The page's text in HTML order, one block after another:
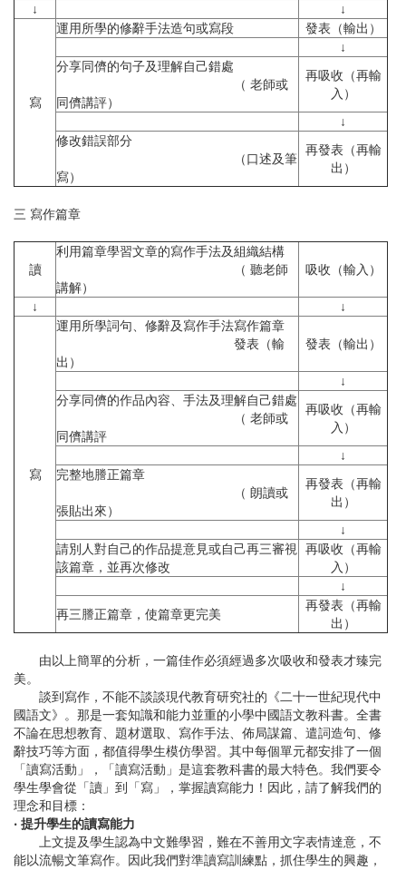
↓ ↓
寫
運用所學的修辭手法造句或寫段
發表（輸出）
↓
分享同儕的句子及理解自己錯處
（ 老師或
同儕講評）
再吸收（再輸
入）
↓
修改錯誤部分
（口述及筆
寫）
再發表（再輸
出）
三 寫作篇章
讀
利用篇章學習文章的寫作手法及組織結構
（ 聽老師
講解）
吸收（輸入）
↓ ↓
寫
運用所學詞句、修辭及寫作手法寫作篇章
發表（輸
出）
發表（輸出）
↓
分享同儕的作品內容、手法及理解自己錯處
（ 老師或
同儕講評
再吸收（再輸
入）
↓
完整地謄正篇章
（ 朗讀或
張貼出來）
再發表（再輸
出）
↓
請別人對自己的作品提意見或自己再三審視
該篇章，並再次修改
再吸收（再輸
入）
↓
再三謄正篇章，使篇章更完美
再發表（再輸
出）
由以上簡單的分析，一篇佳作必須經過多次吸收和發表才臻完
美。
談到寫作，不能不談談現代教育研究社的《二十一世紀現代中
國語文》。那是一套知識和能力並重的小學中國語文教科書。全書
不論在思想教育、題材選取、寫作手法、佈局謀篇、遣詞造句、修
辭技巧等方面，都值得學生模仿學習。其中每個單元都安排了一個
「讀寫活動」，「讀寫活動」是這套教科書的最大特色。我們要令
學生學會從「讀」到「寫」，掌握讀寫能力！因此，請了解我們的
理念和目標：
‧ 提升學生的讀寫能力
上文提及學生認為中文難學習，難在不善用文字表情達意，不
能以流暢文筆寫作。因此我們對準讀寫訓練點，抓住學生的興趣，